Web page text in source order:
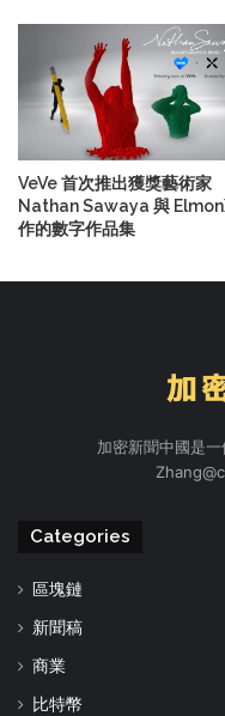
VeVe 首次推出獲獎藝術家
Nathan Sawaya 與
作的數字作品集
加密新聞中國是
Categories
區塊鏈
新聞稿
商業
比特幣